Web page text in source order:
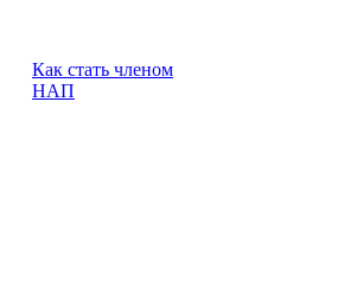
Как стать членом
НАП